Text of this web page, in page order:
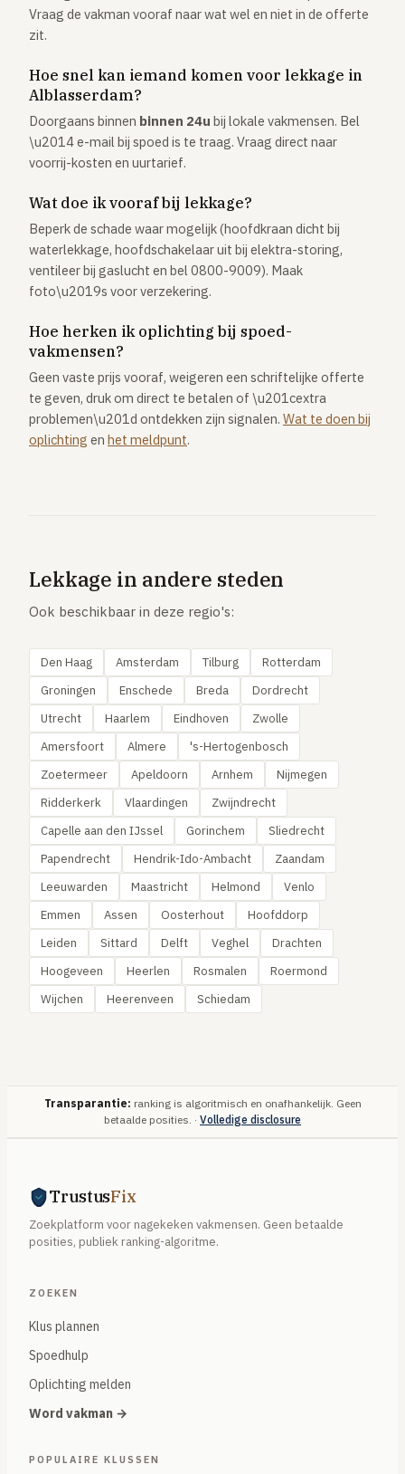
Vraag de vakman vooraf naar wat wel en niet in de offerte
zit.
Hoe snel kan iemand komen voor lekkage in
Alblasserdam?
Doorgaans binnen binnen 24u bij lokale vakmensen. Bel
\u2014 e-mail bij spoed is te traag. Vraag direct naar
voorrij-kosten en uurtarief.
Wat doe ik vooraf bij lekkage?
Beperk de schade waar mogelijk (hoofdkraan dicht bij
waterlekkage, hoofdschakelaar uit bij elektra-storing,
ventileer bij gaslucht en bel 0800-9009). Maak
foto\u2019s voor verzekering.
Hoe herken ik oplichting bij spoed-
vakmensen?
Geen vaste prijs vooraf, weigeren een schriftelijke offerte
te geven, druk om direct te betalen of \u201cextra
problemen\u201d ontdekken zijn signalen. Wat te doen bij
oplichting en het meldpunt.
Lekkage in andere steden
Ook beschikbaar in deze regio's:
Den Haag Amsterdam Tilburg
Rotterdam
Groningen
Enschede Breda
Dordrecht
Utrecht
Haarlem Eindhoven
Zwolle
Amersfoort
Almere
's-Hertogenbosch
Zoetermeer
Apeldoorn Arnhem
Nijmegen
Ridderkerk
Vlaardingen
Zwijndrecht
Capelle aan den IJssel
Gorinchem
Sliedrecht
Papendrecht
Hendrik-Ido-Ambacht
Zaandam
Leeuwarden
Maastricht Helmond
Venlo
Emmen
Assen Oosterhout
Hoofddorp
Leiden
Sittard Delft Veghel
Drachten
Hoogeveen
Heerlen Rosmalen
Roermond
Wijchen
Heerenveen Schiedam
Transparantie: ranking is algoritmisch en onafhankelijk. Geen
betaalde posities. · Volledige disclosure
TrustusFix
Zoekplatform voor nagekeken vakmensen. Geen betaalde
posities, publiek ranking-algoritme.
ZOEKEN
Klus plannen
Spoedhulp
Oplichting melden
Word vakman →
POPULAIRE KLUSSEN